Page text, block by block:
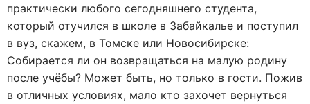
практически любого сегодняшнего студента,
который отучился в школе в Забайкалье и поступил
в вуз, скажем, в Томске или Новосибирске:
Собирается ли он возвращаться на малую родину
после учёбы? Может быть, но только в гости. Пожив
в отличных условиях, мало кто захочет вернуться